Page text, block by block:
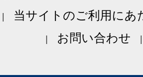
当サイトのご利用にあ
お問い合わせ